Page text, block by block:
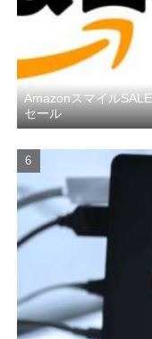
Amazonスマイル
セール